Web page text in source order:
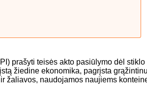
prašyti teisės akto pasiūlymo dėl stiklo
žiedine ekonomika, pagrįsta
žaliavos, naudojamos naujiems